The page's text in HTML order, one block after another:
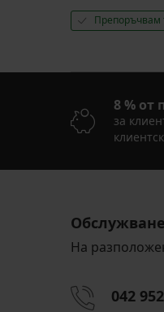
Препоръчвам
8 % от
за
На
042